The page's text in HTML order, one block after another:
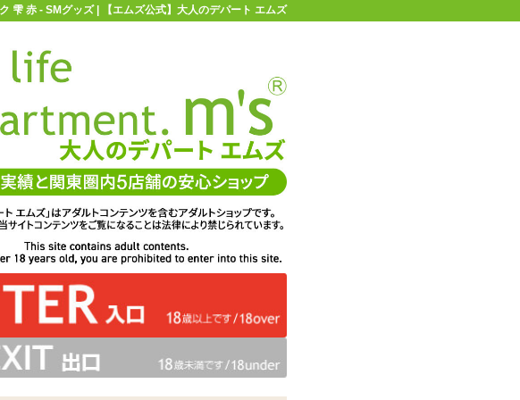
店舗情報・地図お買い物ガイドヘルプ
せ マイページ カゴを見る
0
雫 赤
エム
在庫状況：販売終了
メーカー価格：990円(税込)
エムズ価格：693円(税込)
ポイント：31P
雫 赤 - SMグッズ | 【エムズ公式】大人のデパート エムズ